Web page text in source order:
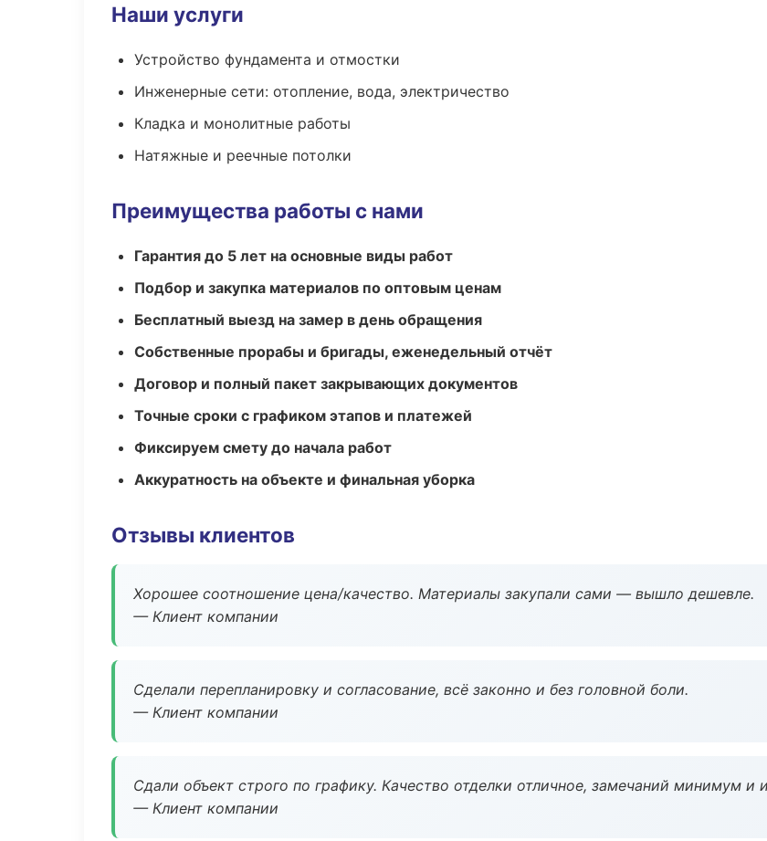
Наши услуги
Устройство фундамента и отмостки
Инженерные сети: отопление, вода, электричество
Кладка и монолитные работы
Натяжные и реечные потолки
Преимущества работы с нами
Гарантия до 5 лет на основные виды работ
Подбор и закупка материалов по оптовым ценам
Бесплатный выезд на замер в день обращения
Собственные прорабы и бригады, еженедельный отчёт
Договор и полный пакет закрывающих документов
Точные сроки с графиком этапов и платежей
Фиксируем смету до начала работ
Аккуратность на объекте и финальная уборка
Отзывы клиентов
Хорошее соотношение цена/качество. Материалы закупали сами — вышло дешевле.
— Клиент компании
Сделали перепланировку и согласование, всё законно и без головной боли.
— Клиент компании
Сдали объект строго по графику. Качество отделки отличное, замечаний минимум и
— Клиент компании